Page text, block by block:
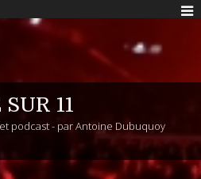
11
podcast - par Antoine Dubuquoy